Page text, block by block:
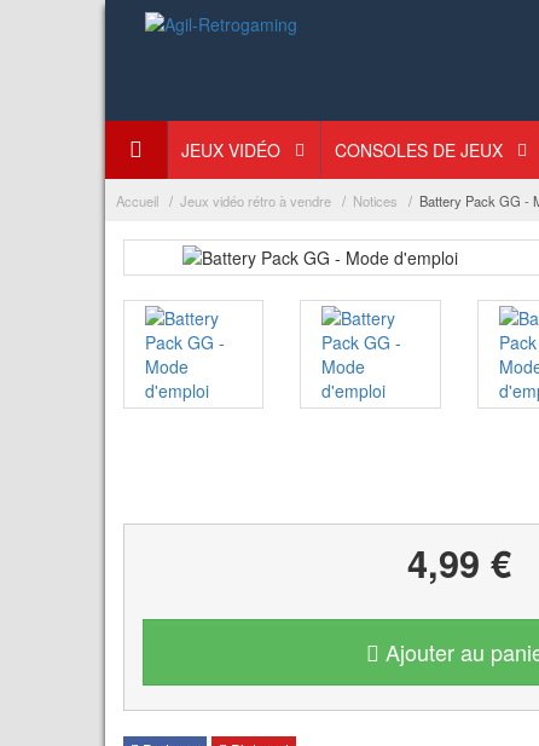
JEUX VIDÉO CONSOLES DE JEUX
Accueil Jeux vidéo rétro à vendre Notices Battery Pack GG -
4,99 €
Ajouter au